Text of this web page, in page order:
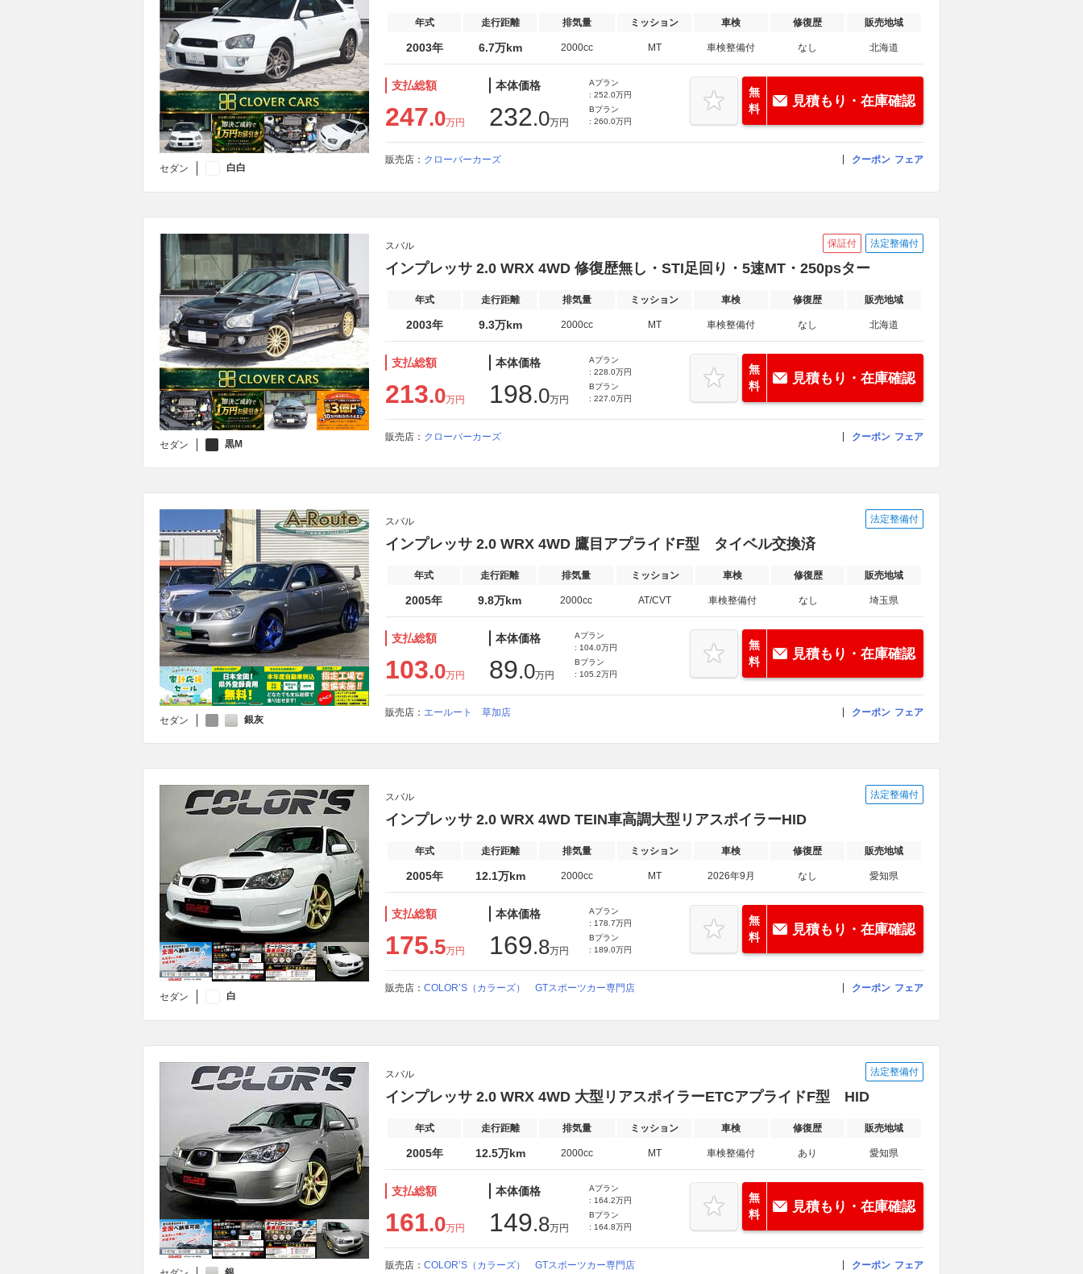
セダン 白白
年式 走行距離 排気量 ミッション 車検 修復歴 販売地域
2003年 6.7万km 2000cc MT 車検整備付 なし 北海道
支払総額
247.0万円
本体価格
232.0万円
Aプラン
: 252.0万円
Bプラン
: 260.0万円
無
料
見積もり・在庫確認
販売店： クローバーカーズ クーポン フェア
セダン 黒M
スバル 保証付 法定整備付
インプレッサ 2.0 WRX 4WD 修復歴無し・STI足回り・5速MT・250psター
年式 走行距離 排気量 ミッション 車検 修復歴 販売地域
2003年 9.3万km 2000cc MT 車検整備付 なし 北海道
支払総額
213.0万円
本体価格
198.0万円
Aプラン
: 228.0万円
Bプラン
: 227.0万円
無
料
見積もり・在庫確認
販売店： クローバーカーズ クーポン フェア
セダン 銀灰
スバル 法定整備付
インプレッサ 2.0 WRX 4WD 鷹目アプライドF型 タイベル交換済
年式 走行距離 排気量 ミッション 車検 修復歴 販売地域
2005年 9.8万km 2000cc AT/CVT 車検整備付 なし 埼玉県
支払総額
103.0万円
本体価格
89.0万円
Aプラン
: 104.0万円
Bプラン
: 105.2万円
無
料
見積もり・在庫確認
販売店： エールート 草加店 クーポン フェア
セダン 白
スバル 法定整備付
インプレッサ 2.0 WRX 4WD TEIN車高調大型リアスポイラーHID
年式 走行距離 排気量 ミッション 車検 修復歴 販売地域
2005年 12.1万km 2000cc MT 2026年9月 なし 愛知県
支払総額
175.5万円
本体価格
169.8万円
Aプラン
: 178.7万円
Bプラン
: 189.0万円
無
料
見積もり・在庫確認
販売店： COLOR’S（カラーズ） GTスポーツカー専門店 クーポン フェア
スバル 法定整備付
インプレッサ 2.0 WRX 4WD 大型リアスポイラーETCアプライドF型 HID
年式 走行距離 排気量 ミッション 車検 修復歴 販売地域
2005年 12.5万km 2000cc MT 車検整備付 あり 愛知県
支払総額
161.0万円
本体価格
149.8万円
Aプラン
: 164.2万円
Bプラン
: 164.8万円
無
料
見積もり・在庫確認
販売店： COLOR’S（カラーズ） GTスポーツカー専門店 クーポン フェア